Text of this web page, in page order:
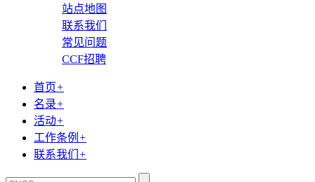
站点地图
联系我们
常见问题
CCF招聘
首页+
名录+
活动+
工作条例 +
联系我们 +